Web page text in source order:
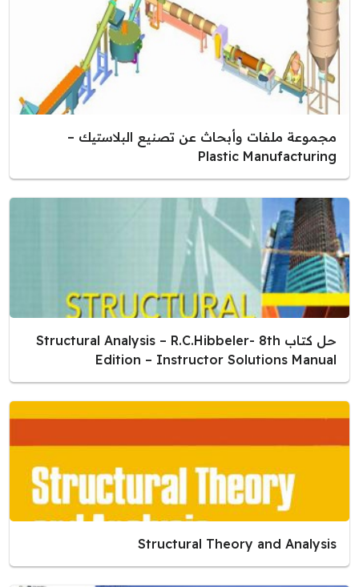
مجموعة ملفات وأبحاث عن تصنيع البلاستيك –
Plastic Manufacturing
حل كتاب Structural Analysis – R.C.Hibbeler- 8th
Edition – Instructor Solutions Manual
Structural Theory and Analysis